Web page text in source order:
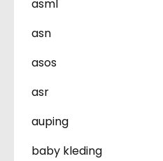
asml
asn
asos
asr
auping
baby kleding